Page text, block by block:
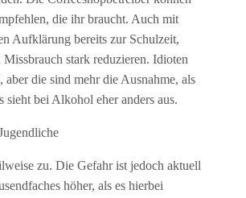
die ihr braucht. Auch mit
Aufklärung bereits zur Schulzeit,
Missbrauch stark reduzieren. Idioten
aber die sind mehr die Ausnahme, als
sieht bei Alkohol eher anders aus.
zu. Die Gefahr ist jedoch aktuell
höher, als es hierbei